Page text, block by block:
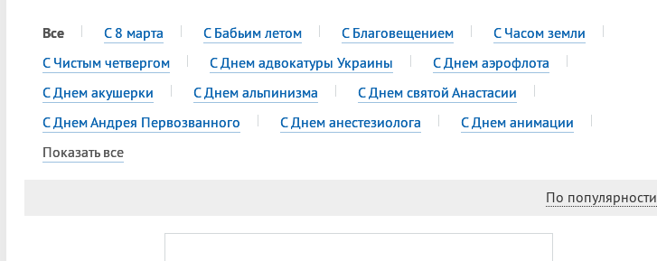
Все С 8 марта С Бабьим летом С Благовещением
С Часом земли
С Чистым четвергом
С Днем адвокатуры Украины
С Днем аэрофлота
С Днем акушерки
С Днем альпинизма
С Днем святой Анастасии
С Днем Андрея Первозванного
С Днем анестезиолога
С Днем анимации
Показать все
По популярности